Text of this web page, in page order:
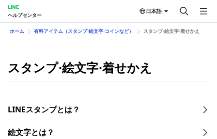
LINE
ヘルプセンター
日本語
ホーム 有料アイテム（スタンプ⋅絵文字⋅コインなど） スタンプ⋅絵文字⋅着せかえ
スタンプ⋅絵文字⋅着せかえ
LINEスタンプとは？
絵文字とは？